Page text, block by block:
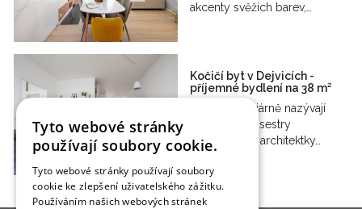
akcenty svěžích barev,…
Kočičí byt v Dejvicích -
příjemné bydlení na 38 m²
Tak byt familiárně nazývají
jeho autorky, sestry
designérky a architektky…
Tyto webové stránky
používají soubory cookie.
Tyto webové stránky používají soubory
cookie ke zlepšení uživatelského zážitku.
Používáním našich webových stránek